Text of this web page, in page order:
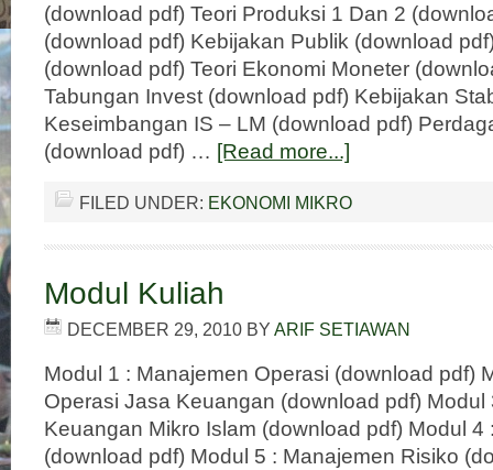
(download pdf) Teori Produksi 1 Dan 2
(download pdf) Kebijakan Publik (download
(download pdf) Teori Ekonomi Moneter
Tabungan Invest (download pdf) Kebijakan
Keseimbangan IS – LM (download pdf)
(download pdf) … [Read more...]
FILED UNDER: EKONOMI MIKRO
Modul Kuliah
DECEMBER 29, 2010 BY ARIF SETIAWAN
Modul 1 : Manajemen Operasi (download pdf)
Operasi Jasa Keuangan (download pdf) Modul
Keuangan Mikro Islam (download pdf) Modul 4
(download pdf) Modul 5 : Manajemen Risiko